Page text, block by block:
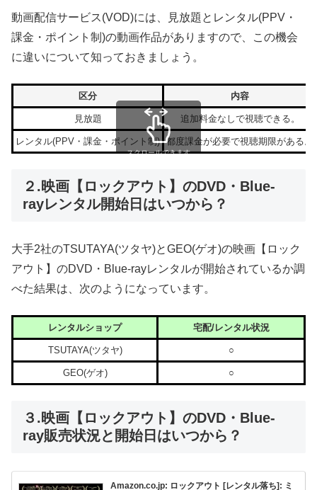
動画配信サービス(VOD)には、見放題とレンタル(PPV・
課金・ポイント制)の動画作品がありますので、この機会
に違いについて知っておきましょう。
区分 内容
見放題 追加料金なしで視聴できる。
レンタル(PPV・課金・ポイント制) 都度課金が必要で視聴期限がある。
スクロールできます
２.映画【ロックアウト】のDVD・Blue-
rayレンタル開始日はいつから？
大手2社のTSUTAYA(ツタヤ)とGEO(ゲオ)の映画【ロック
アウト】のDVD・Blue-rayレンタルが開始されているか調
べた結果は、次のようになっています。
レンタルショップ 宅配/レンタル状況
TSUTAYA(ツタヤ) ○
GEO(ゲオ) ○
３.映画【ロックアウト】のDVD・Blue-
ray販売状況と開始日はいつから？
Amazon.co.jp: ロックアウト [レンタル落ち]: ミ